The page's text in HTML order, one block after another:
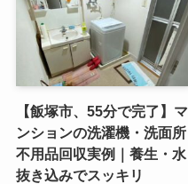
【飯塚市、55分で完了】マ
ンションの洗濯機・洗面所
不用品回収実例｜養生・水
抜き込みでスッキリ